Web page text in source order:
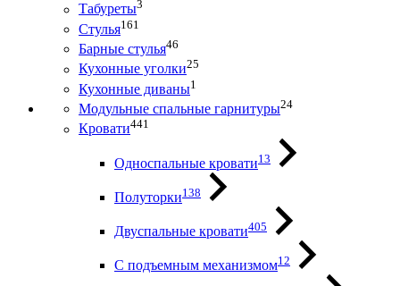
Табуреты3
Стулья161
Барные стулья46
Кухонные уголки25
Кухонные диваны1
Модульные спальные гарнитуры24
Кровати441
Односпальные кровати13
Полуторки138
Двуспальные кровати405
С подъемным механизмом12